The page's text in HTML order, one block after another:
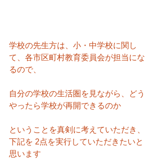
学校の先生方は、小・中学校に関し
て、各市区町村教育委員会が担当にな
るので、
自分の学校の生活圏を見ながら、どう
やったら学校が再開できるのか
ということを真剣に考えていただき、
下記を 2点を実行していただきたいと
思います